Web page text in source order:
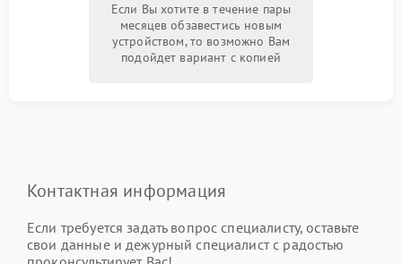
Если Вы хотите в течение пары
месяцев обзавестись новым
устройством, то возможно Вам
подойдет вариант с копией
Контактная информация
Если требуется задать вопрос специалисту, оставьте
свои данные и дежурный специалист с радостью